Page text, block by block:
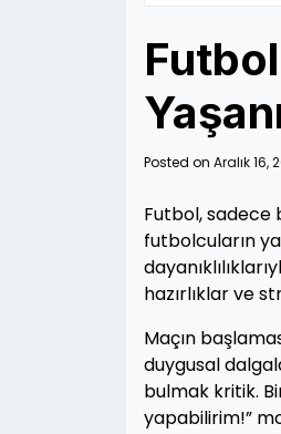
Posted on Aralık 16,
Futbol, sadece
futbolcuların
hazırlıklar ve
Maçın
duygusal
bulmak kritik.
yapabilirim!”